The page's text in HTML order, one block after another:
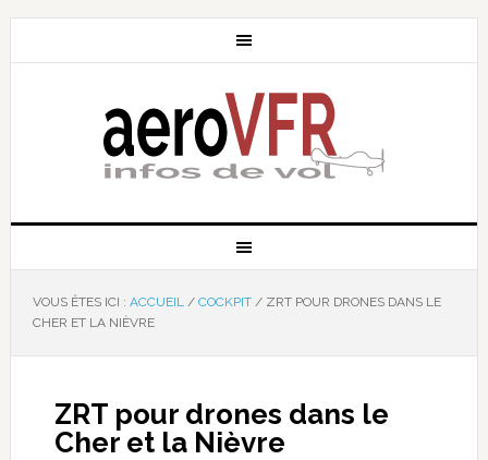
VOUS ÊTES ICI : ACCUEIL / COCKPIT /ZRT POUR DRONES DANS LE
CHER ET LA NIÈVRE
ZRT pour drones dans le
Cher et la Nièvre